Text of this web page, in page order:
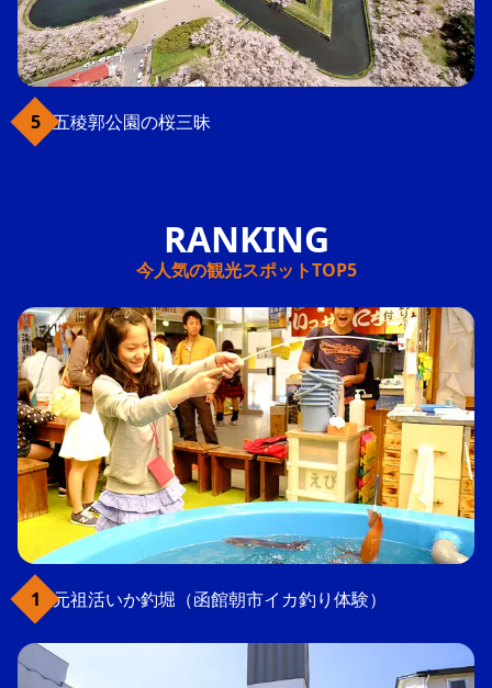
五稜郭公園の桜三昧
今人気の観光スポットTOP5
元祖活いか釣堀（函館朝市イカ釣り体験）